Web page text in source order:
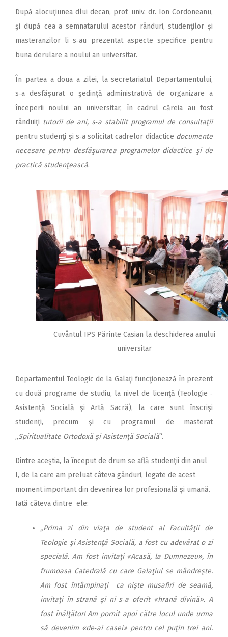
După alocuţiunea dlui decan, prof. univ. dr. Ion Cordoneanu,
şi după cea a semnatarului acestor rânduri, studenţilor şi
masteranzilor li s‑au prezentat aspecte specifice pentru
buna derulare a noului an universitar.
În partea a doua a zilei, la secretariatul Departamentului,
s‑a desfăşurat o şedinţă administrativă de organizare a
începerii noului an universitar, în cadrul căreia au fost
rânduiţi tutorii de ani, s‑a stabilit programul de consultaţii
pentru studenţi şi s‑a solicitat cadrelor didactice documente
necesare pentru desfăşurarea pro­­­gra­melor didactice şi de
practică studenţească.
Cuvântul IPS Părinte Casian la deschiderea anului
universitar
Departamentul Teologic de la Galaţi funcţionează în prezent
cu două programe de studiu, la nivel de licenţă (Teologie ‑
Asistenţă Socială şi Artă Sacră), la care sunt înscrişi
studenţi, precum şi cu programul de masterat
„Spiritualitate Ortodoxă şi Asistenţă Socială“.
Dintre aceştia, la început de drum se află studenţii din anul
I, de la care am preluat câteva gânduri, legate de acest
moment important din devenirea lor profesională şi umană.
Iată câteva dintre ele:
„Prima zi din viaţa de student al Facultăţii de
Teologie şi Asistenţă Socială, a fost cu adevărat o zi
specială. Am fost invitaţi «Acasă, la Dumnezeu», în
frumoasa Catedrală cu care Galaţiul se mândreşte.
Am fost întâmpinaţi ca nişte musafiri de seamă,
invitaţi în strană şi ni s‑a oferit «hrană divină». A
fost înălţător! Am pornit apoi către locul unde urma
să devenim «de‑ai casei» pentru cel puţin trei ani.